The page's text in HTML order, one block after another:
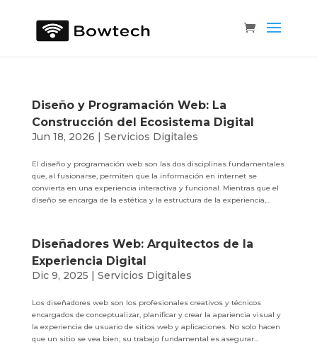
Diseño y Programación Web: La
Construcción del Ecosistema Digital
Jun 18, 2026 | Servicios Digitales
El diseño y programación web son las dos disciplinas fundamentales
que, al fusionarse, permiten que la información en internet se
convierta en una experiencia interactiva y funcional. Mientras que el
diseño se encarga de la estética y la estructura de la experiencia,...
Diseñadores Web: Arquitectos de la
Experiencia Digital
Dic 9, 2025 | Servicios Digitales
Los diseñadores web son los profesionales creativos y técnicos
encargados de conceptualizar, planificar y crear la apariencia visual y
la experiencia de usuario de sitios web y aplicaciones. No solo hacen
que un sitio se vea bien; su trabajo fundamental es asegurar...